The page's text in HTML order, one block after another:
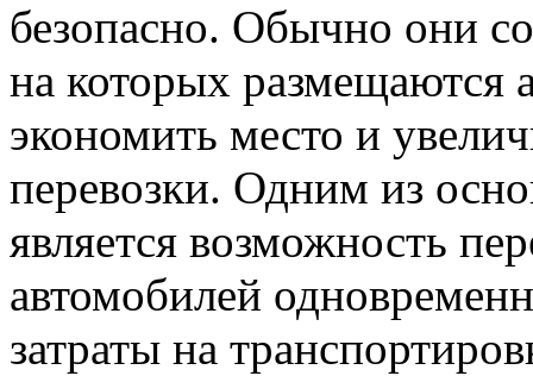
безопасно. Обычно они
на которых размещаются
экономить место и
перевозки. Одним из
является возможность
автомобилей
затраты на